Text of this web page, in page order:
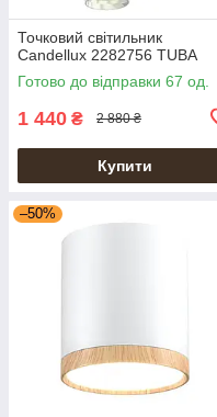
Точковий світильник
Candellux 2282756 TUBA
Готово до відправки 67 од.
1 440 ₴ 2 880 ₴
Купити
–50%